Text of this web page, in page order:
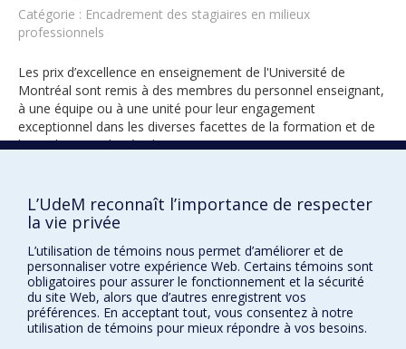
Catégorie : Encadrement des stagiaires en milieux
professionnels
Les prix d’excellence en enseignement de l'Université de
Montréal sont remis à des membres du personnel enseignant,
à une équipe ou à une unité pour leur engagement
exceptionnel dans les diverses facettes de la formation et de
l’encadrement des étudiants.
2021
L’UdeM reconnaît l’importance de respecter
la vie privée
L’utilisation de témoins nous permet d’améliorer et de
personnaliser votre expérience Web. Certains témoins sont
obligatoires pour assurer le fonctionnement et la sécurité
du site Web, alors que d’autres enregistrent vos
préférences. En acceptant tout, vous consentez à notre
utilisation de témoins pour mieux répondre à vos besoins.